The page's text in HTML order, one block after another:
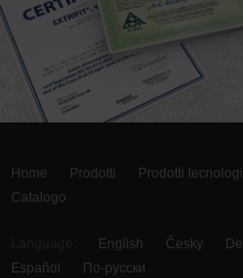
Home Prodotti Prodotti
Catalogo
English Česky
Español
По-русски